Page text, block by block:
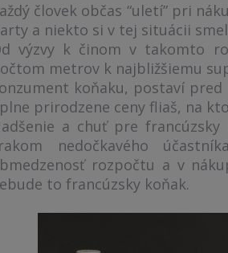
človek občas “uletí” pri
a niekto si v tej situácii
výzvy k činom v takomto
metrov k najbližšiemu
koňaku, postaví
prirodzene ceny fliaš, na
a chuť pre
nedočkavého
rozpočtu a v
to francúzsky koňak.